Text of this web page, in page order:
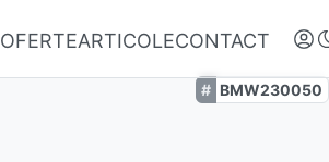
OFERTEARTICOLECONTACT
BMW230050